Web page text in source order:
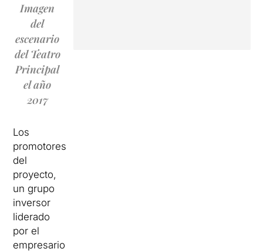
Imagen
del
escenario
del Teatro
Principal
el año
2017
Los
promotores
del
proyecto,
un grupo
inversor
liderado
por el
empresario